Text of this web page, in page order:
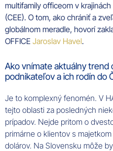
multifamily officeom v
(CEE). O tom, ako chrániť a
globálnom meradle, hovorí
OFFICE Jaroslav Havel.
Ako vnímate aktuálny
podnikateľov a ich rodín do
Je to komplexný fenomén. V
tejto oblasti za posledných
prípadov. Nejde pritom o
primárne o klientov s
dolárov. Na Slovensku môže